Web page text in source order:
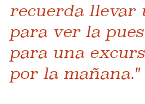
recuerda llevar
para ver la
para una
por la mañana."